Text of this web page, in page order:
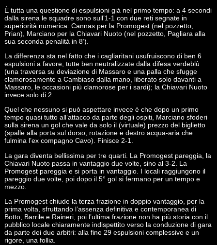
È tutta una questione di espulsioni già nel primo tempo: a 4 secondi
dalla sirena le squadre sono sull’1-1 con due reti segnate in
superiorità numerica: Cannas per la Promogest (nel pozzetto,
Prian), Marciano per la Chiavari Nuoto (nel pozzetto, Pagliara alla
sua seconda penalità in 8’).
La differenza sta nel fatto che i cagliaritani usufruiscono di ben 6
espulsioni a favore, tutte ben neutralizzate dalla difesa verdeblù
(una traversa su deviazione di Massaro e una palla che sfugge
clamorosamente a Cambiaso dalla mano, liberato solo davanti a
Massaro, le occasioni più clamorose per i sardi); la Chiavari Nuoto
invece solo di 2.
Quel che nessuno si può aspettare invece è che dopo un primo
tempo quasi tutto all’attacco da parte degli ospiti, Marciano sfoderi
sulla sirena un gol che vale da solo il (virtuale) prezzo del biglietto
(spalle alla porta sul dorso, rotazione e destro acqua-aria che
fulmina l’ex compagno Cavo). Finisce 2-1.
La gara diventa bellissima per tre quarti. La Promogest pareggia, la
Chiavari Nuoto passa in vantaggio due volte, sino al 3-2. La
Promogest pareggia e si porta in vantaggio. I locali raggiungono il
pareggio due volte, poi dopo il 5° gol si fermano per un tempo e
mezzo.
La Promogest chiude la terza frazione in doppio vantaggio, per la
prima volta, sfruttando l’assenza definitiva e contemporanea di
Botto, Barrile e Raineri, poi l’ultima frazione non ha più storia con il
pubblico locale chiaramente indispettito verso la conduzione di gara
da parte dei due arbitri: alla fine 29 espulsioni complessive e un
rigore, una follia.